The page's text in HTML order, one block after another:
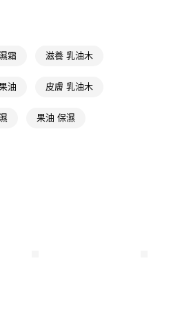
證，即可結帳。
後，即可完成結帳。
款，方視為交易完成。
)免運費
霜 滋養 乳油木
油 皮膚 乳油木
果油 保濕